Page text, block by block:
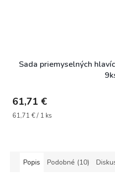
Sada priemyselných
61,71 €
Jednotková
61,71 € / 1 ks
Popis Podobné (10)